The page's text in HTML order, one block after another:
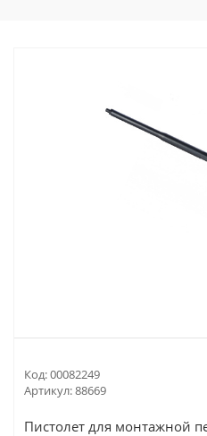
Код:00082249
Артикул:88669
Пистолет для монтажной